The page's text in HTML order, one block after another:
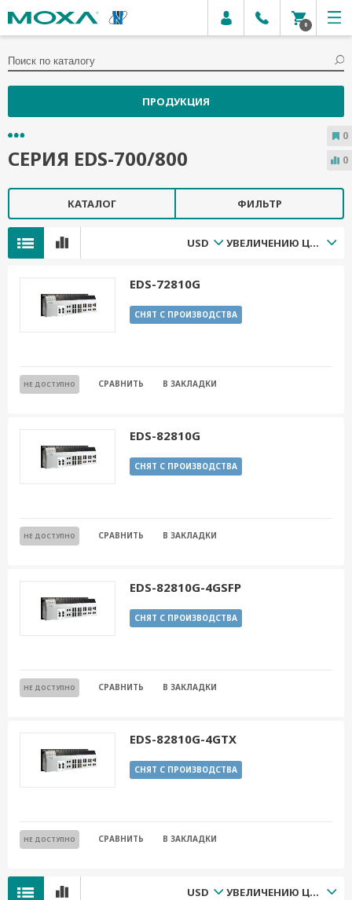
0
ПРОДУКЦИЯ
СЕРИЯ EDS-700/800
КАТАЛОГ ФИЛЬТР
USD УВЕЛИЧЕНИЮ ЦЕНЫ
EDS-72810G
СНЯТ С ПРОИЗВОДСТВА
НЕ ДОСТУПНО СРАВНИТЬ В ЗАКЛАДКИ
EDS-82810G
СНЯТ С ПРОИЗВОДСТВА
НЕ ДОСТУПНО СРАВНИТЬ В ЗАКЛАДКИ
EDS-82810G-4GSFP
СНЯТ С ПРОИЗВОДСТВА
НЕ ДОСТУПНО СРАВНИТЬ В ЗАКЛАДКИ
EDS-82810G-4GTX
СНЯТ С ПРОИЗВОДСТВА
НЕ ДОСТУПНО СРАВНИТЬ В ЗАКЛАДКИ
USD УВЕЛИЧЕНИЮ ЦЕНЫ
0
0